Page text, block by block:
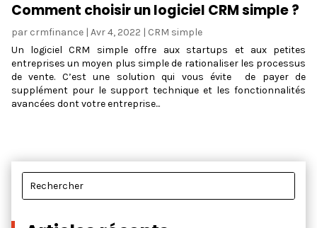
Comment choisir un logiciel CRM simple ?
par crmfinance| Avr 4, 2022 | CRM simple
Un logiciel CRM simple offre aux startups et aux petites
entreprises un moyen plus simple de rationaliser les processus
de vente. C’est une solution qui vous évite de payer de
supplément pour le support technique et les fonctionnalités
avancées dont votre entreprise...